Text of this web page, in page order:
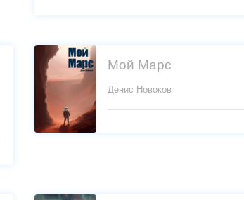
Мой Марс
Денис Новоков